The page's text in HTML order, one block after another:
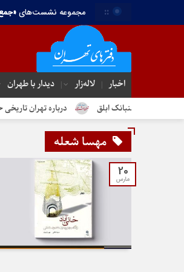
:: مجموعه نشست‌های
اخبار لاله‌زار دیدار با طهران
دم جنبانک ابلق درباره تهران تاریخی حساس
مهسا شعله
20
مارس